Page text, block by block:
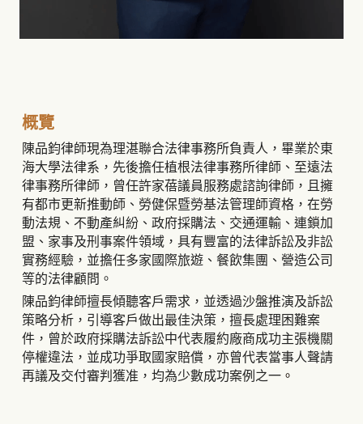
概覽
陳品鈞律師現為理湛聯合法律事務所負責人，畢業於東
海大學法律系，先後擔任植根法律事務所律師、至遠法
律事務所律師，曾任許家蓓議員服務處諮詢律師，且擁
有都市更新推動師、勞健保暨勞基法管理師資格，在勞
動法規、不動產糾紛、政府採購法、交通運輸、連鎖加
盟、家事及刑事案件領域，具有豐富的法律訴訟及非訟
實務經驗，並擔任多家國際旅遊、餐飲集團、營造公司
等的法律顧問。
陳品鈞律師擅長傾聽客戶需求，並透過沙盤推演及訴訟
策略分析，引導客戶做出最佳決策，擅長處理困難案
件，曾於政府採購法訴訟中代表履約廠商成功主張機關
停權違法，並成功爭取國家賠償，亦曾代表當事人聲請
再議及交付審判獲准，均為少數成功案例之一。